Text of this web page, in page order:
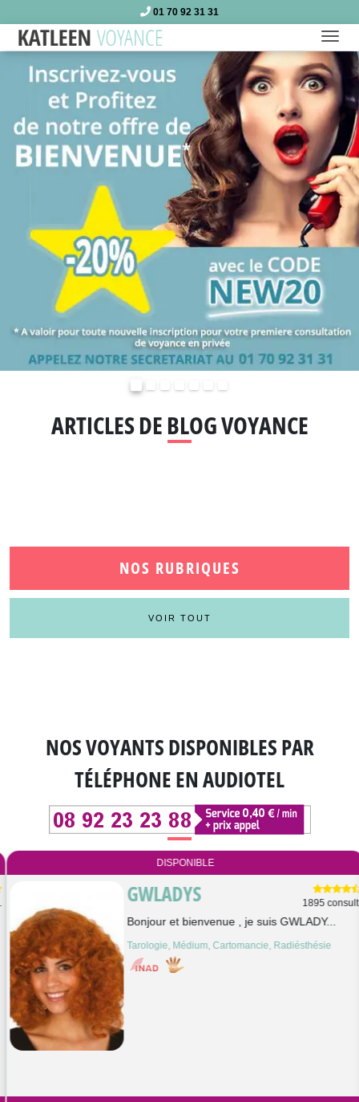
01 70 92 31 31
ARTICLES DE BLOG VOYANCE
NOS RUBRIQUES
VOIR TOUT
NOS VOYANTS DISPONIBLESPAR
TÉLÉPHONE EN AUDIOTEL
DISPONIBLE
GWLADYS 1895 consult.
Bonjour et bienvenue , je suis GWLADY...
Tarologie, Médium, Cartomancie, Radiésthésie